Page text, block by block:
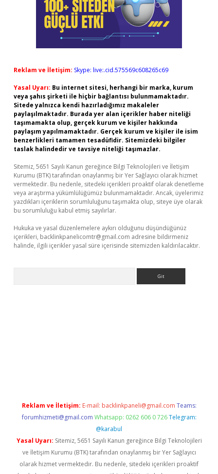
Reklam ve İletişim: Skype: live:.cid.575569c608265c69
Yasal Uyarı: Bu internet sitesi, herhangi bir marka, kurum
veya şahıs şirketi ile hiçbir bağlantısı bulunmamaktadır.
Sitede yalnızca kendi hazırladığımız makaleler
paylaşılmaktadır. Burada yer alan içerikler haber niteliği
taşımamakta olup, gerçek kurum ve kişiler hakkında
paylaşım yapılmamaktadır. Gerçek kurum ve kişiler ile isim
benzerlikleri tamamen tesadüfidir. Sitemizdeki bilgiler
taslak halindedir ve tavsiye niteliği taşımazlar.
Sitemiz, 5651 Sayılı Kanun gereğince Bilgi Teknolojileri ve İletişim
Kurumu (BTK) tarafından onaylanmış bir Yer Sağlayıcı olarak hizmet
vermektedir. Bu nedenle, sitedeki içerikleri proaktif olarak denetleme
veya araştırma yükümlülüğümüz bulunmamaktadır. Ancak, üyelerimiz
yazdıkları içeriklerin sorumluluğunu taşımakta olup, siteye üye olarak
bu sorumluluğu kabul etmiş sayılırlar.
Hukuka ve yasal düzenlemelere aykırı olduğunu düşündüğünüz
içerikleri, backlinkpanelicomtr@gmail.com adresine bildirmeniz
halinde, ilgili içerikler yasal süre içerisinde sitemizden kaldırılacaktır.
Reklam ve İletişim: E-mail: backlinkpaneli@gmail.com Teams:
forumhizmeti@gmail.com Whatsapp: 0262 606 0 726 Telegram:
@karabul
Yasal Uyarı: Sitemiz, 5651 Sayılı Kanun gereğince Bilgi Teknolojileri
ve İletişim Kurumu (BTK) tarafından onaylanmış bir Yer Sağlayıcı
olarak hizmet vermektedir. Bu nedenle, sitedeki içerikleri proaktif